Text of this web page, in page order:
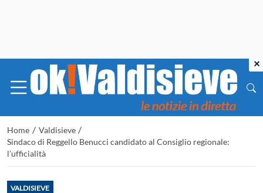
Home / Valdisieve /
Sindaco di Reggello Benucci candidato al Consiglio regionale:
l’ufficialità
VALDISIEVE
×